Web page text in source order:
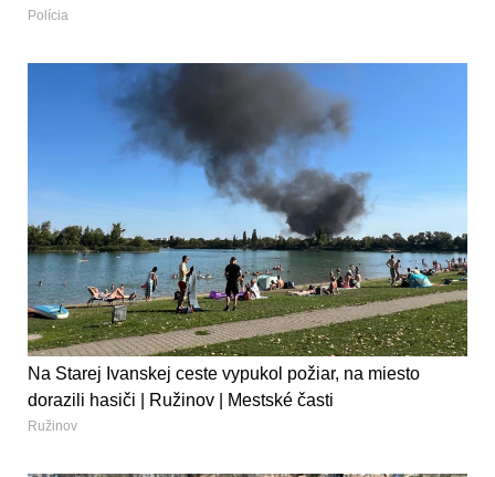
Polícia
Na Starej Ivanskej ceste vypukol požiar, na miesto
dorazili hasiči | Ružinov | Mestské časti
Ružinov